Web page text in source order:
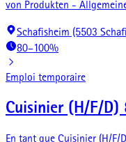
von Produkten -
Schafisheim (5503
80–100%
Emploi temporaire
Cuisinier (H/F/